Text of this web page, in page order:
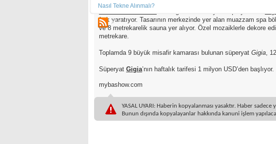
Nasıl Tekne Alınmalı?
RSS
fark yaratıyor. Tasarının merkezinde yer alan muazzam spa
ve 8 metrekarelik sauna yer alıyor. Özel mozaiklerle dekore
metrekare.
Toplamda 9 büyük misafir kamarası bulunan süperyat Gigia ,
Süperyat Gigia’nın haftalık tarifesi 1 milyon USD’den başlıyor.
mybashow.com
YASAL UYARI: Haberin kopyalanması yasaktır. Haber
Bunun dışında kopyalayanlar hakkında kanuni işlem